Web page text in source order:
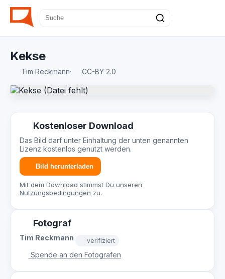
Kekse
Tim Reckmann· CC-BY 2.0
Kostenloser Download
Das Bild darf unter Einhaltung der unten genannten
Lizenz kostenlos genutzt werden.
Bild herunterladen
Mit dem Download stimmst Du unseren
Nutzungsbedingungen zu.
Fotograf
Tim Reckmann verifiziert
Spende an den Fotografen